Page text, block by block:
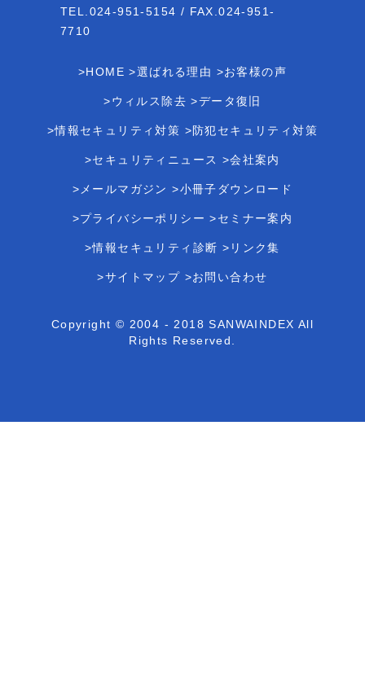
TEL.024-951-5154 / FAX.024-951-
7710
>HOME >選ばれる理由 >お客様の声
>ウィルス除去 >データ復旧
>情報セキュリティ対策 >防犯セキュリティ対策
>セキュリティニュース >会社案内
>メールマガジン >小冊子ダウンロード
>プライバシーポリシー >セミナー案内
>情報セキュリティ診断 >リンク集
>サイトマップ >お問い合わせ
Copyright © 2004 - 2018 SANWAINDEX All
Rights Reserved.